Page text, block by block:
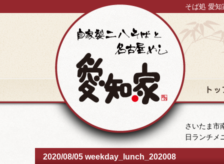
そば処 愛
さいたま市
日ランチメ
2020/08/05 weekday_lunch_202008